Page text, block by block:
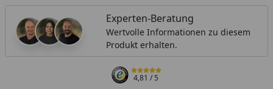
Experten-Beratung
Wertvolle Informationen zu diesem
Produkt erhalten.
4,81/ 5